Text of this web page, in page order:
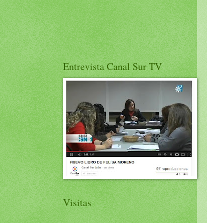
Entrevista Canal Sur TV
Visitas